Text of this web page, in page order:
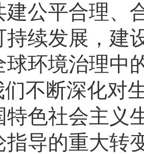
建公平合理、
持续发展，建
球环境治理中
们不断深化对
特色社会主义
指导的重大转